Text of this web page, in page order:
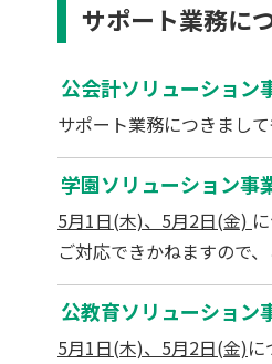
サポート業務に
公会計ソリューション
サポート業務につきまし
学園ソリューション事
5月1日(木)、5月2日(金)
ご対応できかねますので、
公教育ソリューション
5月1日(木)、5月2日(金)